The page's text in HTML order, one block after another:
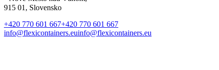
915 01, Slovensko
+420 770 601 667+420 770 601 667
info@flexicontainers.euinfo@flexicontainers.eu